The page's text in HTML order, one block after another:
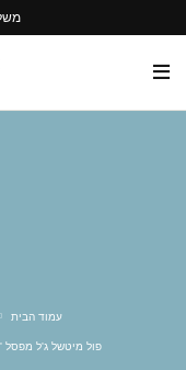
עמוד הבית
פול מיטשל ג'ל מפסל